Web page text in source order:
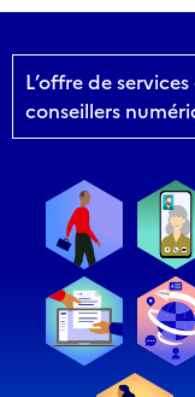
L’offre de
conseillers